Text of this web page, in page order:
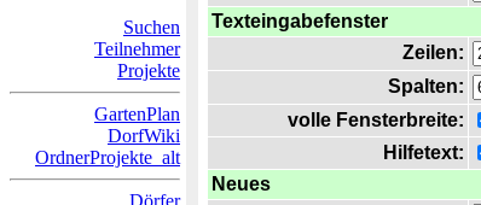
Suchen
Teilnehmer
Projekte
GartenPlan
DorfWiki
OrdnerProjekte_alt
Dörfer
Texteingabefenster
Zeilen:
Spalten:
volle Fensterbreite:
Hilfetext:
Neues